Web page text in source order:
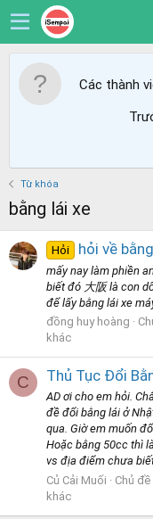
Các thành
Từ khóa
bằng lái xe
Hỏi hỏi về
mấy nay làm phiền
biết đó 大阪 là con
để lấy bằng lái xe
đồng huy hoàng
khác
C Thủ Tục Đổi
AD ơi cho em hỏi.
đề đổi bằng lái ở
qua. Giờ em muốn
Hoặc bằng 50cc thì
vs địa điểm chưa
Củ Cải Muối
Chủ đề
khác